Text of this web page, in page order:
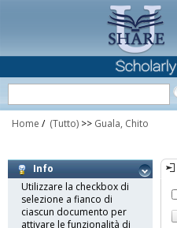
Home / (Tutto) >> Guala, Chito
Info
Utilizzare la checkbox di
selezione a fianco di
ciascun documento per
attivare le funzionalità di